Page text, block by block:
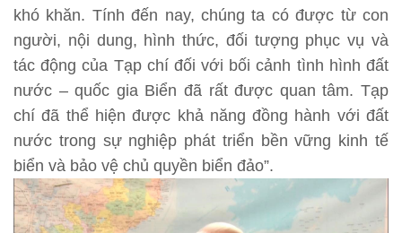
khó khăn. Tính đến nay, chúng ta có được từ con
người, nội dung, hình thức, đối tượng phục vụ và
tác động của Tạp chí đối với bối cảnh tình hình đất
nước – quốc gia Biển đã rất được quan tâm. Tạp
chí đã thể hiện được khả năng đồng hành với đất
nước trong sự nghiệp phát triển bền vững kinh tế
biển và bảo vệ chủ quyền biển đảo”.